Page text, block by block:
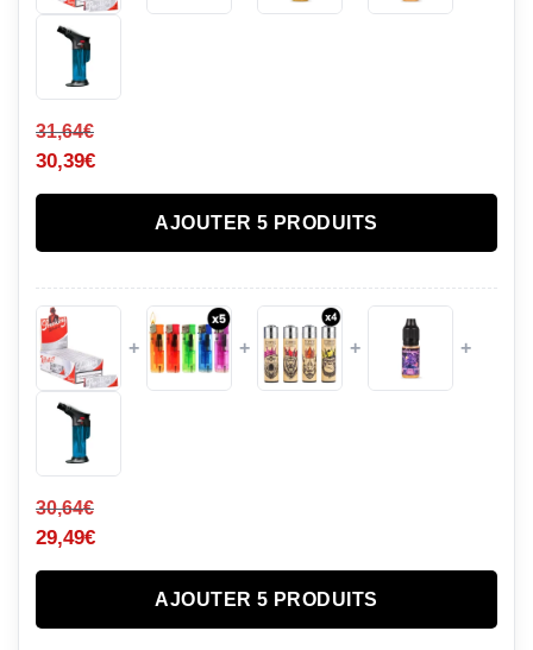
31,64€
30,39€
AJOUTER 5 PRODUITS
+ + + +
30,64€
29,49€
AJOUTER 5 PRODUITS